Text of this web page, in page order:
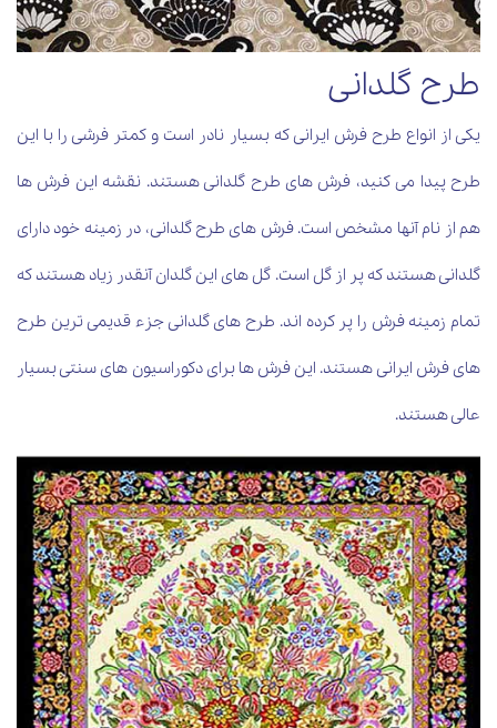
طرح گلدانی
یکی از انواع طرح فرش ایرانی که بسیار نادر است و کمتر فرشی را با این
طرح پیدا می کنید، فرش های طرح گلدانی هستند. نقشه این فرش ها
هم از نام آنها مشخص است. فرش های طرح گلدانی، در زمینه خود دارای
گلدانی هستند که پر از گل است. گل های این گلدان آنقدر زیاد هستند که
تمام زمینه فرش را پر کرده اند. طرح های گلدانی جزء قدیمی ترین طرح
های فرش ایرانی هستند. این فرش ها برای دکوراسیون های سنتی بسیار
عالی هستند.